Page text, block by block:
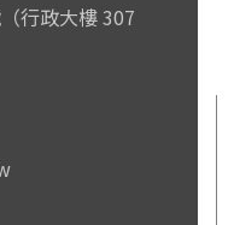
行政大樓 307